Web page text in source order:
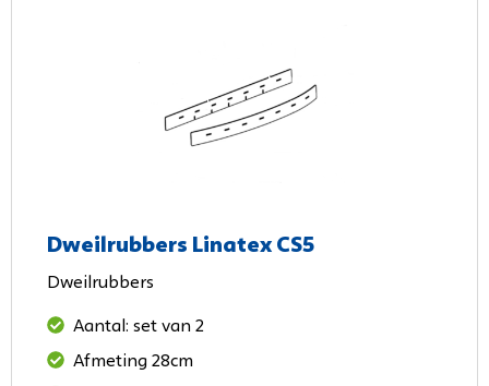
Dweilrubbers Linatex CS5
Dweilrubbers
Aantal: set van 2
Afmeting 28cm